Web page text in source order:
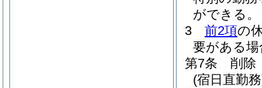
ができる。
3
前2項の
要がある
第7条
削除
(宿日直勤